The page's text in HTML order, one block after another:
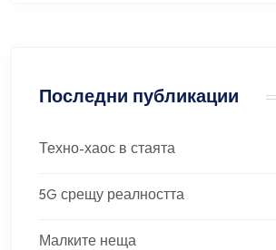
Последни публикации
Техно-хаос в стаята
5G срещу реалността
Малките неща